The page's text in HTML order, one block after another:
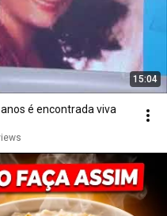
15:04
é encontrada viva